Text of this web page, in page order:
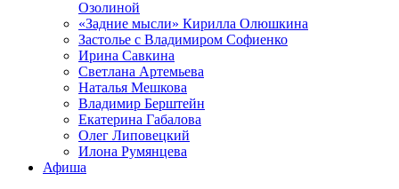
Озолиной
«Задние мысли» Кирилла Олюшкина
Застолье с Владимиром Софиенко
Ирина Савкина
Светлана Артемьева
Наталья Мешкова
Владимир Берштейн
Екатерина Габалова
Олег Липовецкий
Илона Румянцева
Афиша